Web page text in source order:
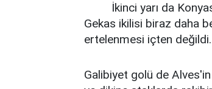
İkinci yarı da
Gekas ikilisi biraz daha
ertelenmesi içten değildi.
Galibiyet golü de